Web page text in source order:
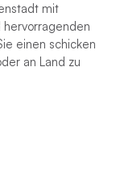
mit
einen schicken
an Land zu